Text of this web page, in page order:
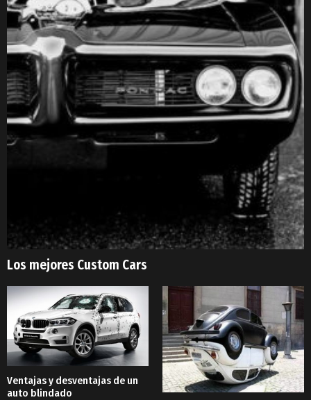
Los mejores Custom Cars
Ventajas y desventajas de un
auto blindado